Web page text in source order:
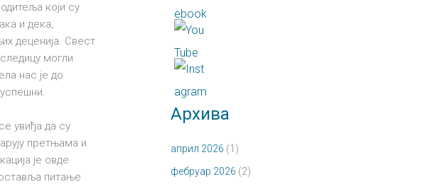
који су
и дека,
деценија. Свест
могли
нас је до
увиђа да су
претњама и
је овде
питање
Архива
април 2026 (1)
фебруар 2026 (2)